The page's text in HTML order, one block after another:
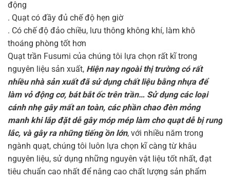
động
. Quạt có đầy đủ chế độ hẹn giờ
. Có chế độ đảo chiều, lưu thông không khí, làm khô
thoáng phòng tốt hơn
Quạt trần Fusumi của chúng tôi lựa chọn rất kĩ trong
nguyên liệu sản xuất, Hiện nay ngoài thị trường có rất
nhiều nhà sản xuất đã sử dụng chất liệu bằng nhựa để
làm vỏ động cơ, bát bắt ốc trên trần… Sử dụng các loại
cánh nhẹ gây mất an toàn, các phần chao đèn mỏng
manh khi lắp đặt dễ gây móp mép làm cho quạt dễ bị rung
lắc, và gây ra những tiếng ồn lớn, với nhiều năm trong
ngành quạt, chúng tôi luôn lựa chọn kĩ càng từ khâu
nguyên liệu, sử dụng những nguyên vật liệu tốt nhất, đạt
tiêu chuẩn cao nhất để nâng cao chất lượng sản phẩm